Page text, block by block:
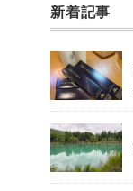
新着記事